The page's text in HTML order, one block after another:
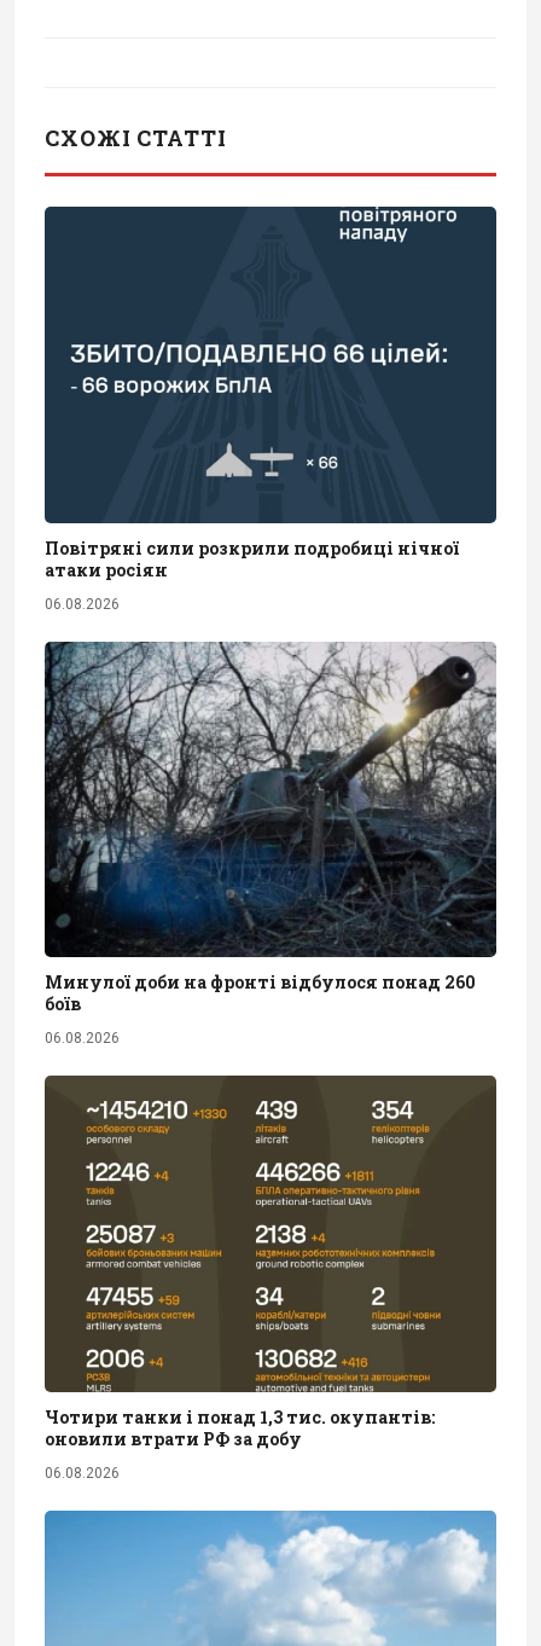
СХОЖІ СТАТТІ
Повітряні сили розкрили подробиці нічної
атаки росіян
06.08.2026
Минулої доби на фронті відбулося понад 260
боїв
06.08.2026
Чотири танки і понад 1,3 тис. окупантів:
оновили втрати РФ за добу
06.08.2026